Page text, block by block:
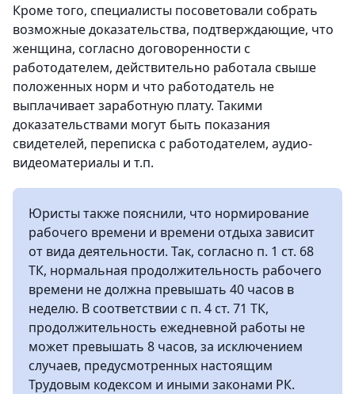
Кроме того, специалисты посоветовали собрать
возможные доказательства, подтверждающие, что
женщина, согласно договоренности с
работодателем, действительно работала свыше
положенных норм и что работодатель не
выплачивает заработную плату. Такими
доказательствами могут быть показания
свидетелей, переписка с работодателем, аудио-
видеоматериалы и т.п.
Юристы также пояснили, что нормирование
рабочего времени и времени отдыха зависит
от вида деятельности. Так, согласно п. 1 ст. 68
ТК, нормальная продолжительность рабочего
времени не должна превышать 40 часов в
неделю. В соответствии с п. 4 ст. 71 ТК,
продолжительность ежедневной работы не
может превышать 8 часов, за исключением
случаев, предусмотренных настоящим
Трудовым кодексом и иными законами РК.